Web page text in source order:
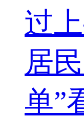
过
居
单”